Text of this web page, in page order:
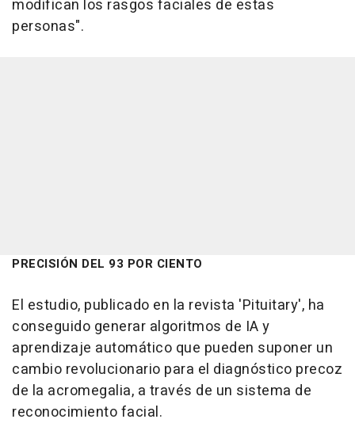
modifican los rasgos faciales de estas
personas".
PRECISIÓN DEL 93 POR CIENTO
El estudio, publicado en la revista 'Pituitary', ha
conseguido generar algoritmos de IA y
aprendizaje automático que pueden suponer un
cambio revolucionario para el diagnóstico precoz
de la acromegalia, a través de un sistema de
reconocimiento facial.